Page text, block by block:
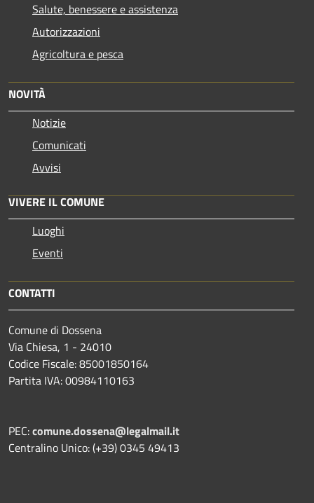
Salute, benessere e assistenza
Autorizzazioni
Agricoltura e pesca
NOVITÀ
Notizie
Comunicati
Avvisi
VIVERE IL COMUNE
Luoghi
Eventi
CONTATTI
Comune di Dossena
Via Chiesa, 1 - 24010
Codice Fiscale: 85001850164
Partita IVA: 00984110163
PEC:comune.dossena@legalmail.it
Centralino Unico: (+39) 0345 49413